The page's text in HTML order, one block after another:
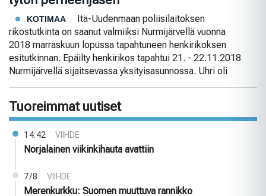
KOTIMAA
Itä-Uudenmaan poliisilaitoksen
rikostutkinta on saanut valmiiksi Nurmijärvellä vuonna
2018 marraskuun lopussa tapahtuneen henkirikoksen
esitutkinnan. Epäilty henkirikos tapahtui 21. - 22.11.2018
Nurmijärvellä sijaitsevassa yksityisasunnossa. Uhri oli
Tuoreimmat uutiset
14:42 VIIHDE
Norjalainen viikinkihauta avattiin
7/8 VIIHDE
Merenkurkku: Suomen muuttuva rannikko